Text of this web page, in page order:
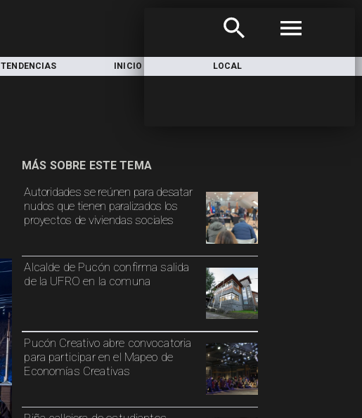
TENDENCIAS INICIO LOCAL
Autoridades se reúnen para desatar
nudos que tienen paralizados los
proyectos de viviendas sociales
Alcalde de Pucón confirma salida
de la UFRO en la comuna
Pucón Creativo abre convocatoria
para participar en el Mapeo de
Economías Creativas
MÁS SOBRE ESTE TEMA